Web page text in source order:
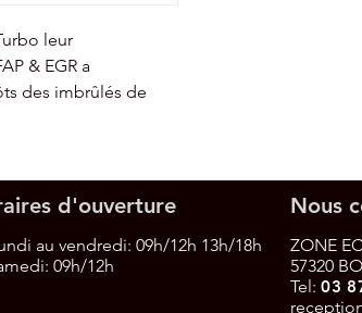
leur
& EGR a
des imbrûlés de
d'ouverture
au vendredi: 09h/12h 13h/18h
09h/12h
Nous
ZONE
57320
Tel: 03